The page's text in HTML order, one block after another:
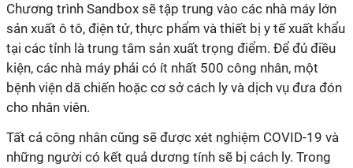
Chương trình Sandbox sẽ tập trung vào các nhà máy lớn
sản xuất ô tô, điện tử, thực phẩm và thiết bị y tế xuất khẩu
tại các tỉnh là trung tâm sản xuất trọng điểm. Để đủ điều
kiện, các nhà máy phải có ít nhất 500 công nhân, một
bệnh viện dã chiến hoặc cơ sở cách ly và dịch vụ đưa đón
cho nhân viên.
Tất cả công nhân cũng sẽ được xét nghiệm COVID-19 và
những người có kết quả dương tính sẽ bị cách ly. Trong